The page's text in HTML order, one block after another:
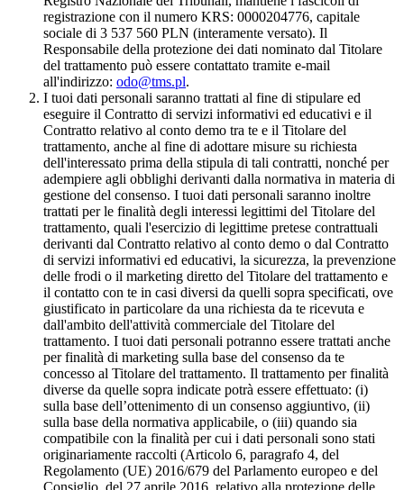
registrazione con il numero KRS: 0000204776, capitale
sociale di 3 537 560 PLN (interamente versato). Il
Responsabile della protezione dei dati nominato dal Titolare
del trattamento può essere contattato tramite e-mail
all'indirizzo: odo@tms.pl.
I tuoi dati personali saranno trattati al fine di stipulare ed
eseguire il Contratto di servizi informativi ed educativi e il
Contratto relativo al conto demo tra te e il Titolare del
trattamento, anche al fine di adottare misure su richiesta
dell'interessato prima della stipula di tali contratti, nonché per
adempiere agli obblighi derivanti dalla normativa in materia di
gestione del consenso. I tuoi dati personali saranno inoltre
trattati per le finalità degli interessi legittimi del Titolare del
trattamento, quali l'esercizio di legittime pretese contrattuali
derivanti dal Contratto relativo al conto demo o dal Contratto
di servizi informativi ed educativi, la sicurezza, la prevenzione
delle frodi o il marketing diretto del Titolare del trattamento e
il contatto con te in casi diversi da quelli sopra specificati, ove
giustificato in particolare da una richiesta da te ricevuta e
dall'ambito dell'attività commerciale del Titolare del
trattamento. I tuoi dati personali potranno essere trattati anche
per finalità di marketing sulla base del consenso da te
concesso al Titolare del trattamento. Il trattamento per finalità
diverse da quelle sopra indicate potrà essere effettuato: (i)
sulla base dell’ottenimento di un consenso aggiuntivo, (ii)
sulla base della normativa applicabile, o (iii) quando sia
compatibile con la finalità per cui i dati personali sono stati
originariamente raccolti (Articolo 6, paragrafo 4, del
Regolamento (UE) 2016/679 del Parlamento europeo e del
Consiglio, del 27 aprile 2016, relativo alla protezione delle